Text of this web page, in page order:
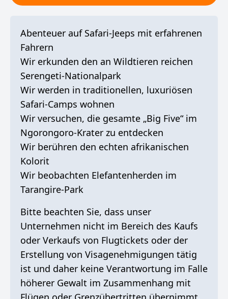
Abenteuer auf Safari-Jeeps mit erfahrenen
Fahrern
Wir erkunden den an Wildtieren reichen
Serengeti-Nationalpark
Wir werden in traditionellen, luxuriösen
Safari-Camps wohnen
Wir versuchen, die gesamte „Big Five“ im
Ngorongoro-Krater zu entdecken
Wir berühren den echten afrikanischen
Kolorit
Wir beobachten Elefantenherden im
Tarangire-Park
Bitte beachten Sie, dass unser
Unternehmen nicht im Bereich des Kaufs
oder Verkaufs von Flugtickets oder der
Erstellung von Visagenehmigungen tätig
ist und daher keine Verantwortung im Falle
höherer Gewalt im Zusammenhang mit